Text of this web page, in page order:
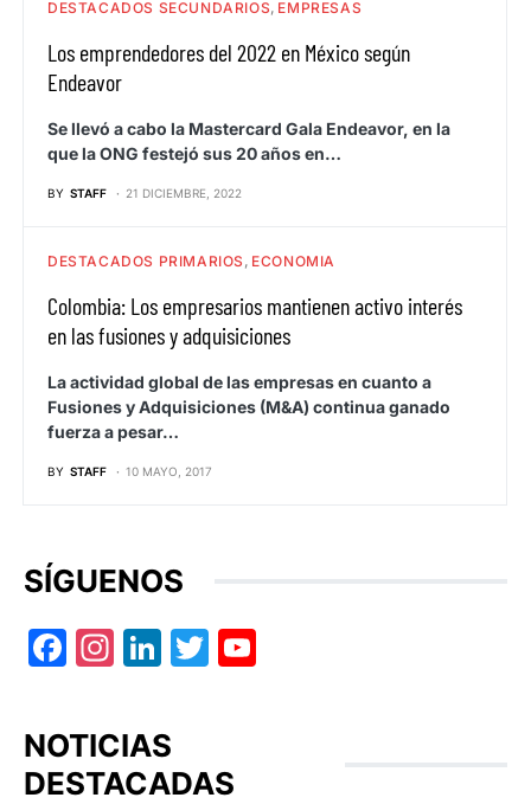
DESTACADOS SECUNDARIOS EMPRESAS
Los emprendedores del 2022 en México según
Endeavor
Se llevó a cabo la Mastercard Gala Endeavor, en la
que la ONG festejó sus 20 años en…
BY STAFF 21 DICIEMBRE, 2022
DESTACADOS PRIMARIOS ECONOMIA
Colombia: Los empresarios mantienen activo interés
en las fusiones y adquisiciones
La actividad global de las empresas en cuanto a
Fusiones y Adquisiciones (M&A) continua ganado
fuerza a pesar…
BY STAFF 10 MAYO, 2017
SÍGUENOS
Facebook
Instagram
LinkedIn
Twitter
NOTICIAS
DESTACADAS